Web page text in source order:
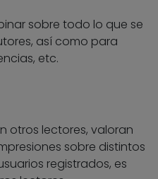
sobre todo lo que se
así como para
etc.
otros lectores, valoran
sobre distintos
registrados, es